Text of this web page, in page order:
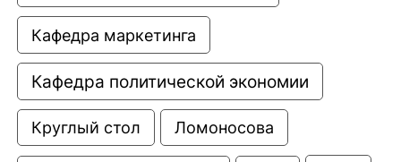
Кафедра маркетинга
Кафедра политической экономии
Круглый стол Ломоносова